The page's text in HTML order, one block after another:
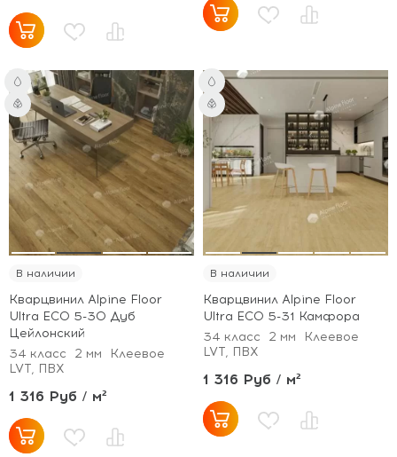
В наличии
Кварцвинил Alpine Floor
Ultra ECO 5-30 Дуб
Цейлонский
34 класс
2 мм
Клеевое
LVT, ПВХ
1 316 Руб / м²
В наличии
Кварцвинил Alpine Floor
Ultra ECO 5-31 Камфора
34 класс
2 мм
Клеевое
LVT, ПВХ
1 316 Руб / м²